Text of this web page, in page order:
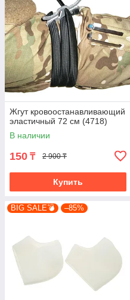
Жгут кровоостанавливающий
эластичный 72 см (4718)
В наличии
150 ₸ 2 900 ₸
Купить
BIG SALE💣 –85%